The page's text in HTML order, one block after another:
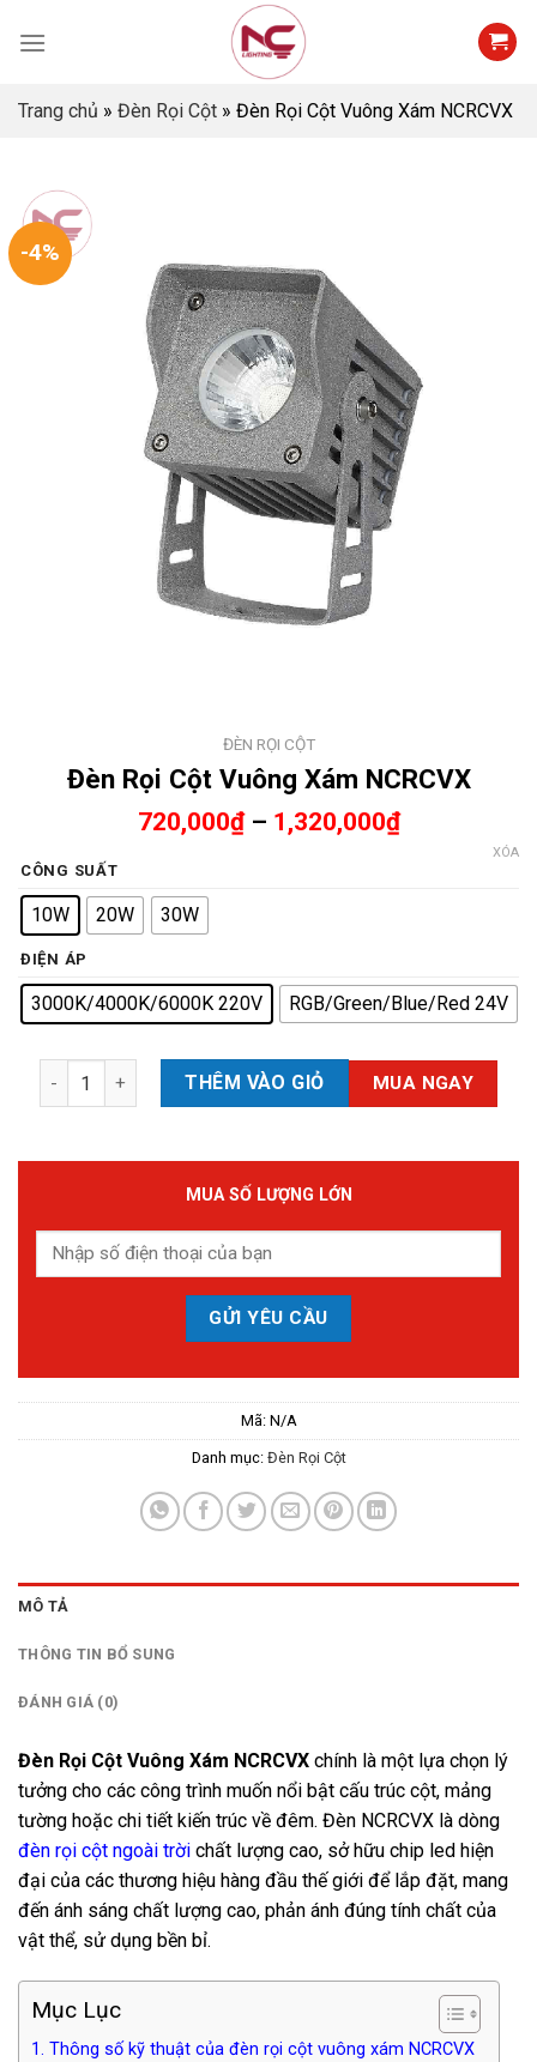
Trang chủ » Đèn Rọi Cột » Đèn Rọi Cột Vuông Xám NCRCVX
-4%
ĐÈN RỌI CỘT
Đèn Rọi Cột Vuông Xám NCRCVX
720,000₫– 1,320,000₫
CÔNG SUẤT
10W 20W 30W
ĐIỆN ÁP
3000K/4000K/6000K 220V RGB/Green/Blue/Red 24V
XÓA
Đèn Rọi Cột Vuông Xám NCRCVX số lượng
THÊM VÀO GIỎ MUA NGAY
MUA SỐ LƯỢNG LỚN
Mã: N/A
Danh mục: Đèn Rọi Cột
MÔ TẢ
THÔNG TIN BỔ SUNG
ĐÁNH GIÁ (0)
Đèn Rọi Cột Vuông Xám NCRCVX chính là một lựa chọn lý
tưởng cho các công trình muốn nổi bật cấu trúc cột, mảng
tường hoặc chi tiết kiến trúc về đêm. Đèn NCRCVX là dòng
đèn rọi cột ngoài trời chất lượng cao, sở hữu chip led hiện
đại của các thương hiệu hàng đầu thế giới để lắp đặt, mang
đến ánh sáng chất lượng cao, phản ánh đúng tính chất của
vật thể, sử dụng bền bỉ.
Mục Lục
1. Thông số kỹ thuật của đèn rọi cột vuông xám NCRCVX